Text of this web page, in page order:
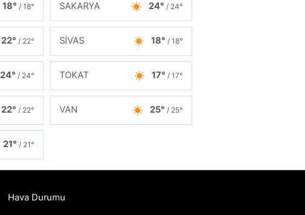
18° / 18° SAKARYA 24° / 24°
22° / 22° SİVAS 18° / 18°
24° / 24° TOKAT 17° / 17°
22° / 22° VAN 25° / 25°
21° / 21°
Hava Durumu